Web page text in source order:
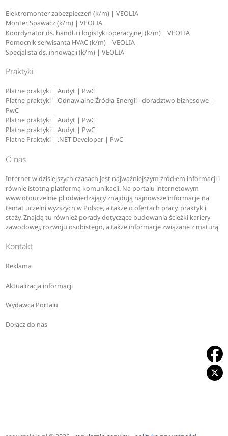
Elektromonter zabezpieczeń (k/m) | VEOLIA
Monter Spawacz (k/m) | VEOLIA
Koordynator ds. handlu i logistyki operacyjnej (k/m) | VEOLIA
Pomocnik serwisanta HVAC (k/m) | VEOLIA
Specjalista ds. innowacji (k/m) | VEOLIA
Praktyki
Płatne praktyki | Audyt | PwC
Płatne praktyki | Odnawialne Źródła Energii - doradztwo biznesowe |
PwC
Płatne praktyki | Audyt | PwC
Płatne praktyki | Audyt | PwC
Płatne Praktyki | .NET Developer | PwC
O nas
Internet w dzisiejszych czasach jest najważniejszym źródłem informacji i
równie istotną platformą komunikacji. Na portalu internetowym
www.otouczelnie.pl odwiedzający znajdują najnowsze informacje na
temat uczelni wyższych w Polsce, a także o ofertach pracy, praktyk i
staży. Znajdą tu również porady dotyczące budowania ścieżki kariery
zawodowej, rozwoju osobistego, a także informacje związane z maturą.
Kontakt
Reklama
Aktualizacja informacji
Wydawca Portalu
Dołącz do nas